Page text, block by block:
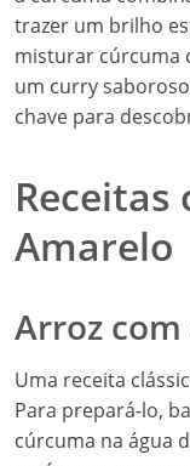
trazer um brilho
misturar cúrcuma
um curry
chave para
Receitas
Amarelo
Arroz
Uma receita
Para prepará-lo,
cúrcuma na água